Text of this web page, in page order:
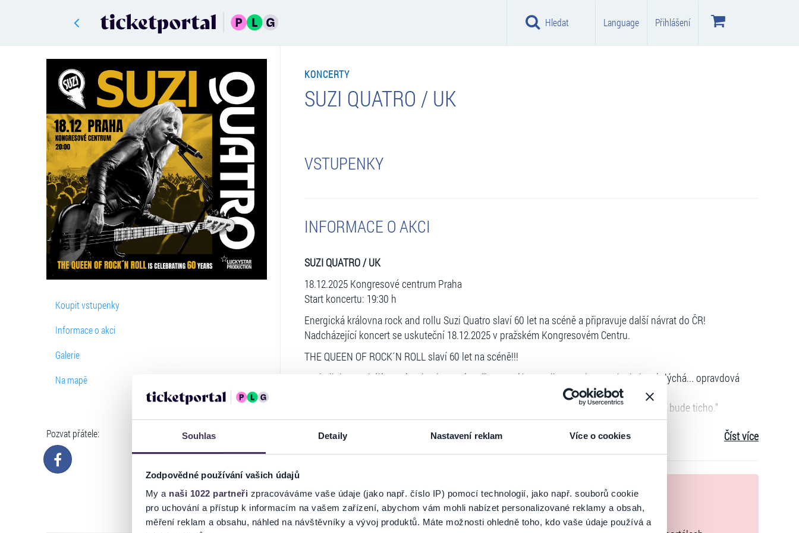
Souhlas Detaily Nastavení reklam Více o cookies
Zodpovědné používání vašich údajů
My a naši 1022 partneři zpracováváme vaše údaje (jako např. číslo IP) pomocí technologií, jako např. souborů cookie
pro uchování a přístup k informacím na vašem zařízení, abychom vám mohli nabízet personalizované reklamy a obsah,
měření reklam a obsahu, náhled na návštěvníky a vývoj produktů. Máte možnosti ohledně toho, kdo vaše údaje používá a
Hledat Language Přihlášení
Koupit vstupenky
Informace o akci
Galerie
Na mapě
Pozvat přátele:
KONCERTY
SUZI QUATRO / UK
VSTUPENKY
INFORMACE O AKCI
SUZI QUATRO / UK
18.12.2025 Kongresové centrum Praha
Start koncertu: 19:30 h
Energická královna rock and rollu Suzi Quatro slaví 60 let na scéně a připravuje další návrat do ČR!
Nadcházející koncert se uskuteční 18.12.2025 v pražském Kongresovém Centru.
THE QUEEN OF ROCK´N ROLL slaví 60 let na scéně!!!
Suzi nikdy nezahálí, musí se bavit, musí tvořit a musí komunikovat... je to vzduch, který dýchá... opravdová
Její slavný citát mluví za vše - "Půjdu do důchodu, až vyjdu na pódium, zavrtím zadkem a bude ticho."
Info pro ZTP/P:
Vstupenky pro ZTP/P + doprovod můžete objednávat na
, v kopii s přiloženým
oskenovaným průkazem ZTP/P.
Číst více
Ticketportal je zárukou pravosti vstupenek
Na stránkách společnosti Ticketportal si vždy zakoupíte originální vstupenky.